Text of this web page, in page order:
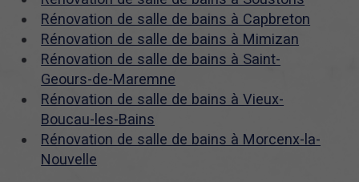
Rénovation de salle de bains à Capbreton
Rénovation de salle de bains à Mimizan
Rénovation de salle de bains à Saint-
Geours-de-Maremne
Rénovation de salle de bains à Vieux-
Boucau-les-Bains
Rénovation de salle de bains à Morcenx-la-
Nouvelle